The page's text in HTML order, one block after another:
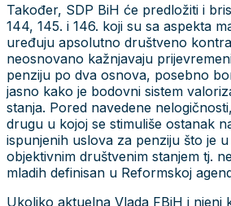
Također, SDP BiH će predložiti i
144, 145. i 146. koji su sa aspekta
uređuju apsolutno društveno
neosnovano kažnjavaju
penziju po dva osnova, posebno
jasno kako je bodovni sistem
stanja. Pored navedene
drugu u kojoj se stimuliše ostanak
ispunjenih uslova za penziju što je
objektivnim društvenim stanjem tj.
mladih definisan u Reformskoj
Ukoliko aktuelna Vlada FBiH i njeni